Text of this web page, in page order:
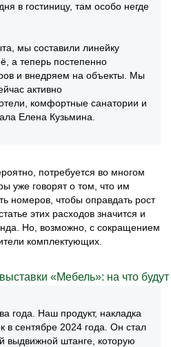
в гостиницу, там особо негде
мы составили линейку
а теперь постепенно
и внедряем на объекты. Мы
активно
комфортные санатории и
Елена Кузьмина.
потребуется во многом
уже говорят о том, что им
номеров, чтобы оправдать рост
этих расходов значится и
Но, возможно, с сокращением
комплектующих.
года. Наш продукт, накладка
в сентябре 2024 года. Он стал
выдвижной штанге, которую